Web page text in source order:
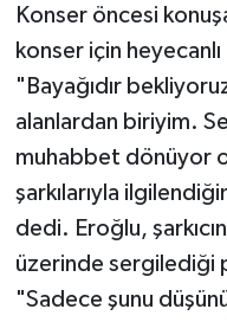
Konser öncesi
konser için
"Bayağıdır
alanlardan biriyim.
muhabbet dönüyor
şarkılarıyla
dedi. Eroğlu,
üzerinde sergilediği
"Sadece şunu